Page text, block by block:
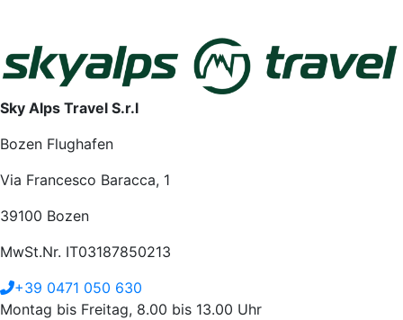
Sky Alps Travel S.r.l
Bozen Flughafen
Via Francesco Baracca, 1
39100 Bozen
MwSt.Nr. IT03187850213
+39 0471 050 630
Montag bis Freitag, 8.00 bis 13.00 Uhr